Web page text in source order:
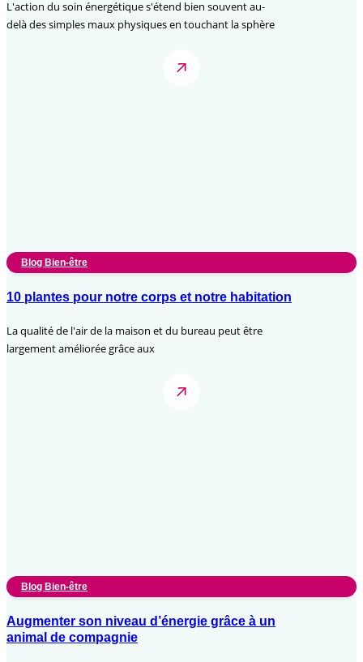
L'action du soin énergétique s'étend bien souvent au-
delà des simples maux physiques en touchant la sphère
Blog Bien-être
10 plantes pour notre corps et notre habitation
La qualité de l'air de la maison et du bureau peut être
largement améliorée grâce aux
Blog Bien-être
Augmenter son niveau d’énergie grâce à un
animal de compagnie